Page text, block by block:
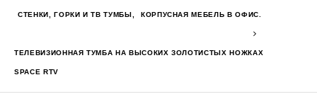
СТЕНКИ, ГОРКИ И ТВ ТУМБЫ КОРПУСНАЯ МЕБЕЛЬ В ОФИС.
ТЕЛЕВИЗИОННАЯ ТУМБА НА ВЫСОКИХ ЗОЛОТИСТЫХ НОЖКАХ
SPACE RTV
Кровать двухъярусная
7,784₪ 6,290₪